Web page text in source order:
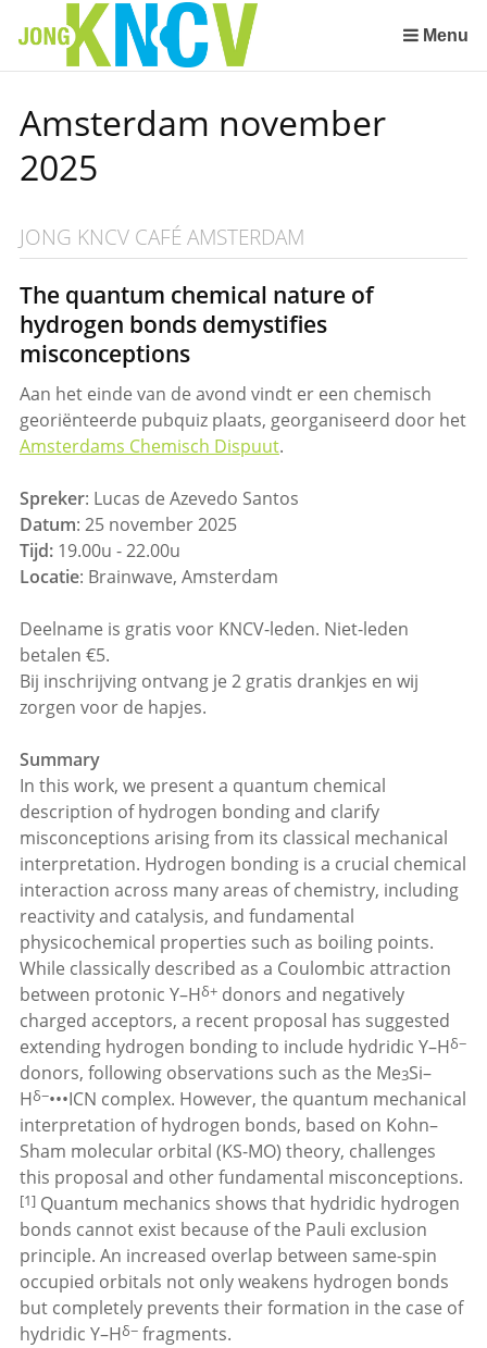
links
naar
de
inhoud
het
Menu
Amsterdam november
2025
JONG KNCV CAFÉ AMSTERDAM
The quantum chemical nature of
hydrogen bonds demystifies
misconceptions
Aan het einde van de avond vindt er een chemisch
georiënteerde pubquiz plaats, georganiseerd door het
Amsterdams Chemisch Dispuut.
Spreker: Lucas de Azevedo Santos
Datum: 25 november 2025
Tijd:19.00u - 22.00u
Locatie: Brainwave, Amsterdam
Deelname is gratis voor KNCV-leden. Niet-leden
betalen €5.
Bij inschrijving ontvang je 2 gratis drankjes en wij
zorgen voor de hapjes.
Summary
In this work, we present a quantum chemical
description of hydrogen bonding and clarify
misconceptions arising from its classical mechanical
interpretation. Hydrogen bonding is a crucial chemical
interaction across many areas of chemistry, including
reactivity and catalysis, and fundamental
physicochemical properties such as boiling points.
While classically described as a Coulombic attraction
between protonic Y–Hδ+donors and negatively
charged acceptors, a recent proposal has suggested
extending hydrogen bonding to include hydridic Y–Hδ−
donors, following observations such as the Me3Si–
Hδ−•••ICN complex. However, the quantum mechanical
interpretation of hydrogen bonds, based on Kohn–
Sham molecular orbital (KS-MO) theory, challenges
this proposal and other fundamental misconceptions.
[1]Quantum mechanics shows that hydridic hydrogen
bonds cannot exist because of the Pauli exclusion
principle. An increased overlap between same-spin
occupied orbitals not only weakens hydrogen bonds
but completely prevents their formation in the case of
hydridic Y–Hδ−fragments.